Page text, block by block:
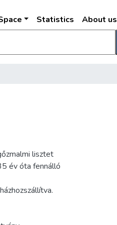
Statistics About us
lisztet
év óta fennálló